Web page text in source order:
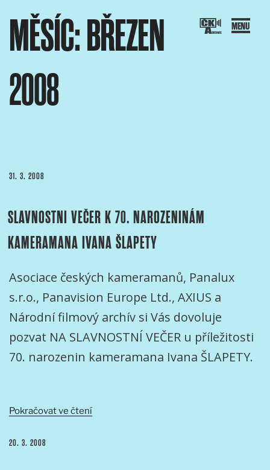
obsahu
ČESKÝCH KAMERAMANŮ
portál Asociace českých kameramanů
MĚSÍC: BŘEZEN
2008
PUBLIKOVÁNO
31. 3. 2008
SLAVNOSTNI VEČER K 70. NAROZENINÁM
KAMERAMANA IVANA ŠLAPETY
Asociace českých kameramanů, Panalux
s.r.o., Panavision Europe Ltd., AXIUS a
Národní filmový archív si Vás dovoluje
pozvat NA SLAVNOSTNÍ VEČER u příležitosti
70. narozenin kameramana Ivana ŠLAPETY.
Pokračovat ve čtení„SLAVNOSTNI
PUBLIKOVÁNO
20. 3. 2008